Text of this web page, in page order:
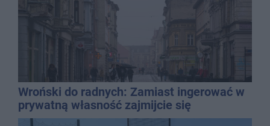
Wroński do radnych: Zamiast ingerować w
prywatną własność zajmijcie się
gospodarką